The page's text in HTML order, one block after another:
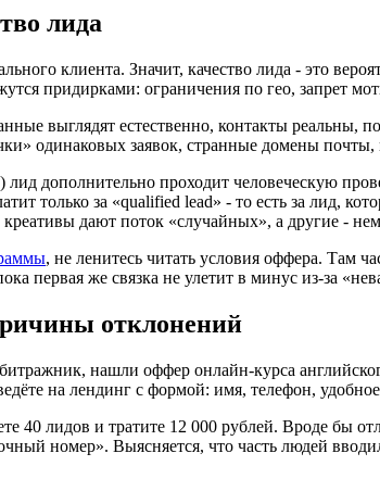
лида
клиента. Значит, качество лида - это
придирками: ограничения по гео, запрет
выглядят естественно, контакты реальны,
одинаковых заявок, странные домены
лид дополнительно проходит человеческую
только за «qualified lead» - то есть за лид,
дают поток «случайных», а другие -
, не ленитесь читать условия оффера. Там
первая же связка не улетит в минус из-за
отклонений
нашли оффер онлайн-курса
на лендинг с формой: имя, телефон,
40 лидов и тратите 12 000 рублей. Вроде бы
номер». Выясняется, что часть людей